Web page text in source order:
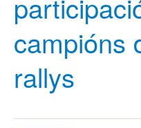
campións
rallys